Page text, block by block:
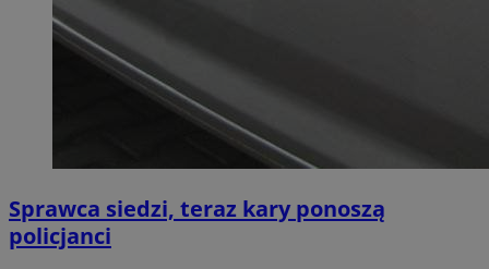
Sprawca siedzi, teraz kary ponoszą
policjanci